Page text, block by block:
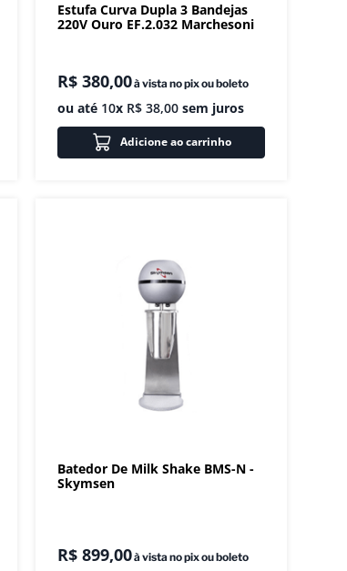
Estufa Curva Dupla 3 Bandejas
220V Ouro EF.2.032 Marchesoni
R$ 380,00à vista no pix ou boleto
ou até 10x R$ 38,00 sem juros
Adicione ao carrinho
Batedor De Milk Shake BMS-N -
Skymsen
R$ 899,00à vista no pix ou boleto